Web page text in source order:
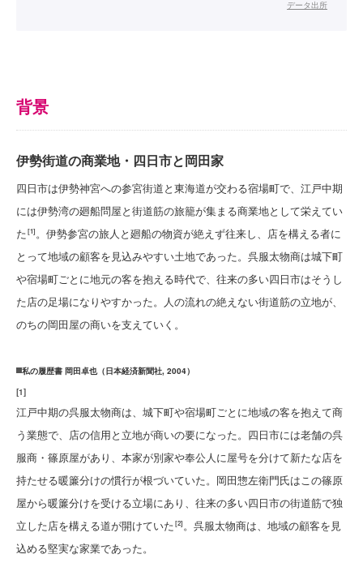
データ出所
背景
伊勢街道の商業地・四日市と岡田家
四日市は伊勢神宮への参宮街道と東海道が交わる宿場町で、江戸中期
には伊勢湾の廻船問屋と街道筋の旅籠が集まる商業地として栄えてい
た[1]。伊勢参宮の旅人と廻船の物資が絶えず往来し、店を構える者に
とって地域の顧客を見込みやすい土地であった。呉服太物商は城下町
や宿場町ごとに地元の客を抱える時代で、往来の多い四日市はそうし
た店の足場になりやすかった。人の流れの絶えない街道筋の立地が、
のちの岡田屋の商いを支えていく。
私の履歴書 岡田卓也（日本経済新聞社, 2004）
[1]
江戸中期の呉服太物商は、城下町や宿場町ごとに地域の客を抱えて商
う業態で、店の信用と立地が商いの要になった。四日市には老舗の呉
服商・篠原屋があり、本家が別家や奉公人に屋号を分けて新たな店を
持たせる暖簾分けの慣行が根づいていた。岡田惣左衛門氏はこの篠原
屋から暖簾分けを受ける立場にあり、往来の多い四日市の街道筋で独
立した店を構える道が開けていた[2]。呉服太物商は、地域の顧客を見
込める堅実な家業であった。